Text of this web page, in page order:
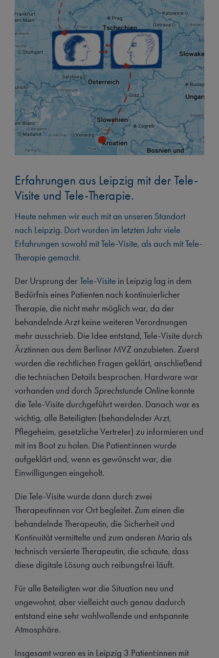
Standorte
Blog
Kontakt
Erfahrungen aus Leipzig mit der Tele-
Visite und Tele-Therapie.
Heute nehmen wir euch mit an unseren Standort
nach Leipzig. Dort wurden im letzten Jahr viele
Erfahrungen sowohl mit Tele-Visite, als auch mit Tele-
Therapie gemacht.
Der Ursprung derTele-Visite in Leipzig lag in dem
Bedürfnis eines Patienten nach kontinuierlicher
Therapie, die nicht mehr möglich war, da der
behandelnde Arzt keine weiteren Verordnungen
mehr ausschrieb. Die Idee entstand, Tele-Visite durch
Ärztinnen aus dem Berliner MVZ anzubieten. Zuerst
wurden die rechtlichen Fragen geklärt, anschließend
die technischen Details besprochen. Hardware war
vorhanden und durch Sprechstunde Online konnte
die Tele-Visite durchgeführt werden. Danach war es
wichtig, alle Beteiligten (behandelnder Arzt,
Pflegeheim, gesetzliche Vertreter) zu informieren und
mit ins Boot zu holen. Die Patient:innen wurde
aufgeklärt und, wenn es gewünscht war, die
Einwilligungen eingeholt.
Die Tele-Visite wurde dann durch zwei
Therapeutinnen vor Ort begleitet. Zum einen die
behandelnde Therapeutin, die Sicherheit und
Kontinuität vermittelte und zum anderen Maria als
technisch versierte Therapeutin, die schaute, dass
diese digitale Lösung auch reibungsfrei läuft.
Für alle Beteiligten war die Situation neu und
ungewohnt, aber vielleicht auch genau dadurch
entstand eine sehr wohlwollende und entspannte
Atmosphäre.
Insgesamt waren es in Leipzig 3 Patient:innen mit